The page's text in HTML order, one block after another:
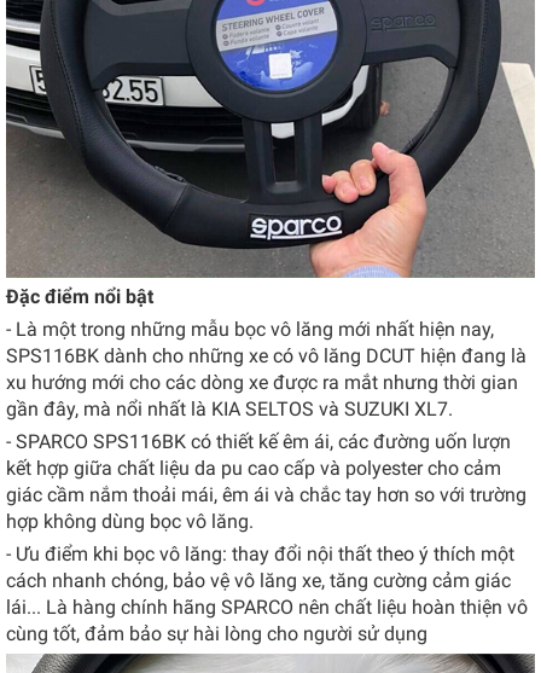
Đặc điểm nổi bật
- Là một trong những mẫu bọc vô lăng mới nhất hiện nay,
SPS116BK dành cho những xe có vô lăng DCUT hiện đang là
xu hướng mới cho các dòng xe được ra mắt nhưng thời gian
gần đây, mà nổi nhất là KIA SELTOS và SUZUKI XL7.
- SPARCO SPS116BK có thiết kế êm ái, các đường uốn lượn
kết hợp giữa chất liệu da pu cao cấp và polyester cho cảm
giác cầm nắm thoải mái, êm ái và chắc tay hơn so với trường
hợp không dùng bọc vô lăng.
- Ưu điểm khi bọc vô lăng: thay đổi nội thất theo ý thích một
cách nhanh chóng, bảo vệ vô lăng xe, tăng cường cảm giác
lái... Là hàng chính hãng SPARCO nên chất liệu hoàn thiện vô
cùng tốt, đảm bảo sự hài lòng cho người sử dụng